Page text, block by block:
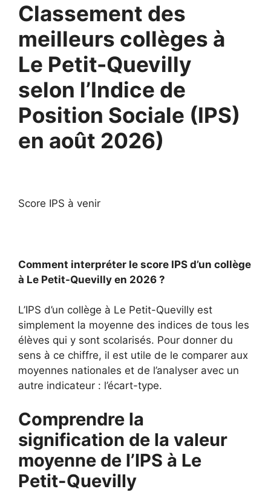
Classement des
meilleurs collèges à
Le Petit-Quevilly
selon l’Indice de
Position Sociale (IPS)
en août 2026)
Score IPS à venir
Comment interpréter le score IPS d’un collège
à Le Petit-Quevilly en 2026 ?
L’IPS d’un collège à Le Petit-Quevilly est
simplement la moyenne des indices de tous les
élèves qui y sont scolarisés. Pour donner du
sens à ce chiffre, il est utile de le comparer aux
moyennes nationales et de l’analyser avec un
autre indicateur : l’écart-type.
Comprendre la
signification de la valeur
moyenne de l’IPS à Le
Petit-Quevilly